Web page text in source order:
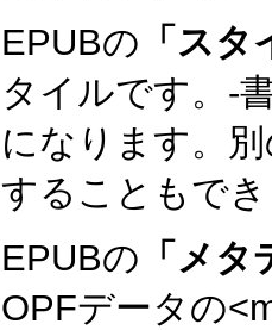
EPUBの 「ス
タイルです。-
になります。
することもで
EPUBの 「メ
OPFデータの